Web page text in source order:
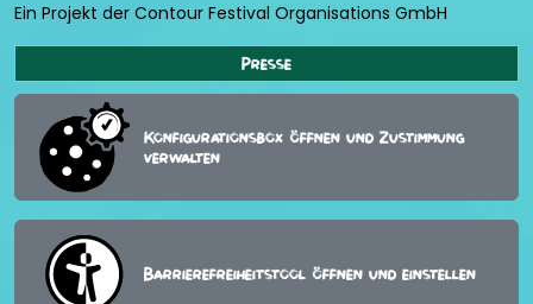
Ein Projekt der Contour Festival Organisations GmbH
Presse
Konfigurationsbox öffnen und Zustimmung
verwalten
Barrierefreiheitstool öffnen und einstellen